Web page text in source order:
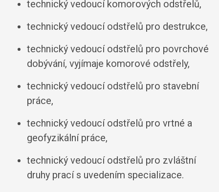
technický vedoucí komorových odstřelů,
technický vedoucí odstřelů pro destrukce,
technický vedoucí odstřelů pro povrchové
dobývání, vyjímaje komorové odstřely,
technický vedoucí odstřelů pro stavební
práce,
technický vedoucí odstřelů pro vrtné a
geofyzikální práce,
technický vedoucí odstřelů pro zvláštní
druhy prací s uvedením specializace.